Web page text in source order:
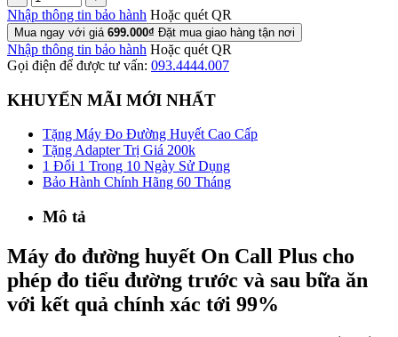
Nhập thông tin bảo hành Hoặc quét QR
Mua ngay với giá 699.000₫ Đặt mua giao hàng tận nơi
Nhập thông tin bảo hành Hoặc quét QR
Gọi điện để được tư vấn: 093.4444.007
KHUYẾN MÃI MỚI NHẤT
Tặng Máy Đo Đường Huyết Cao Cấp
Tặng Adapter Trị Giá 200k
1 Đổi 1 Trong 10 Ngày Sử Dụng
Bảo Hành Chính Hãng 60 Tháng
Mô tả
Máy đo đường huyết On Call Plus cho
phép đo tiểu đường trước và sau bữa ăn
với kết quả chính xác tới 99%